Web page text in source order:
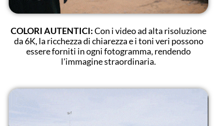
COLORI AUTENTICI:Con i video ad alta risoluzione
da 6K, la ricchezza di chiarezza e i toni veri possono
essere forniti in ogni fotogramma, rendendo
l'immagine straordinaria.